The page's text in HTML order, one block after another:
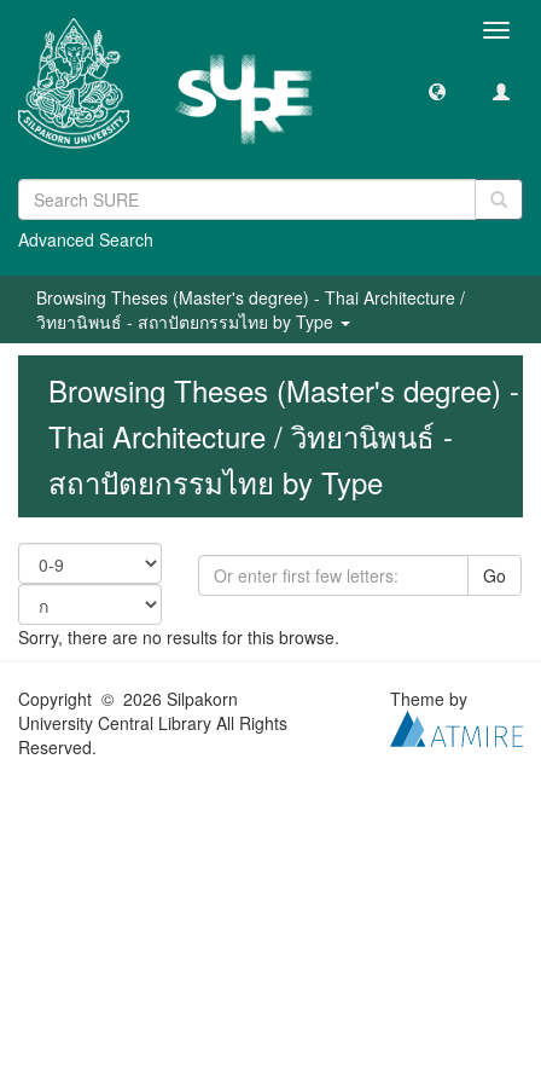
Advanced Search
Browsing Theses (Master's degree) - Thai Architecture /
วิทยานิพนธ์ - สถาปัตยกรรมไทย by Type
Browsing Theses (Master's degree) -
Thai Architecture / วิทยานิพนธ์ -
สถาปัตยกรรมไทย by Type
Go
Sorry, there are no results for this browse.
Copyright © 2026 Silpakorn
University Central Library All Rights
Reserved.
Theme by